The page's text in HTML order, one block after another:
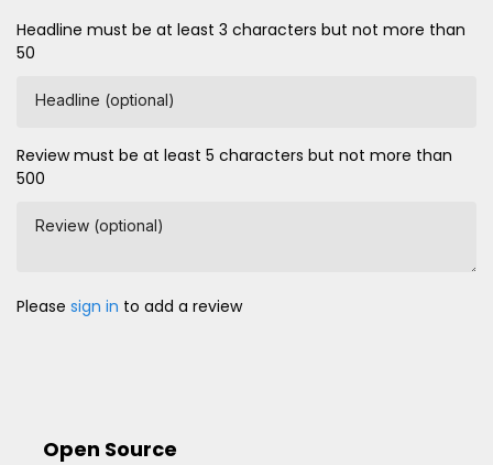
Headline must be at least 3 characters but not more than
50
Headline (optional)
Review must be at least 5 characters but not more than
500
Review (optional)
Please sign in to add a review
Open Source